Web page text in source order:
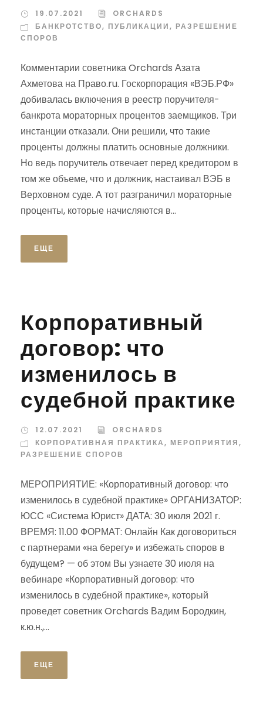
19.07.2021
ORCHARDS
БАНКРОТСТВО, ПУБЛИКАЦИИ, РАЗРЕШЕНИЕ
СПОРОВ
Комментарии советника Orchards Азата
Ахметова на Право.ru. Госкорпорация «ВЭБ.РФ»
добивалась включения в реестр поручителя-
банкрота мораторных процентов заемщиков. Три
инстанции отказали. Они решили, что такие
проценты должны платить основные должники.
Но ведь поручитель отвечает перед кредитором в
том же объеме, что и должник, настаивал ВЭБ в
Верховном суде. А тот разграничил мораторные
проценты, которые начисляются в...
ЕЩЕ
Корпоративный
договор: что
изменилось в
судебной практике
12.07.2021
ORCHARDS
КОРПОРАТИВНАЯ ПРАКТИКА, МЕРОПРИЯТИЯ,
РАЗРЕШЕНИЕ СПОРОВ
МЕРОПРИЯТИЕ: «Корпоративный договор: что
изменилось в судебной практике» ОРГАНИЗАТОР:
ЮСС «Система Юрист» ДАТА: 30 июля 2021 г.
ВРЕМЯ: 11.00 ФОРМАТ: Онлайн Как договориться
с партнерами «на берегу» и избежать споров в
будущем? — об этом Вы узнаете 30 июля на
вебинаре «Корпоративный договор: что
изменилось в судебной практике», который
проведет советник Orchards Вадим Бородкин,
к.ю.н.,...
ЕЩЕ